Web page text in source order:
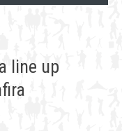
line up